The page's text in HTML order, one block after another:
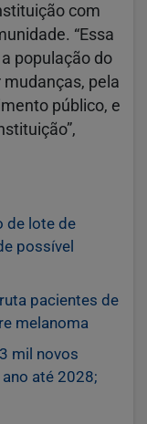
com
“Essa
população do
mudanças, pela
público, e
de lote de
possível
pacientes de
melanoma
mil novos
até 2028;